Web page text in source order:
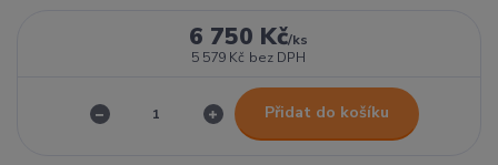
6 750 Kč/ks
5 579 Kč bez DPH
Přidat do košíku